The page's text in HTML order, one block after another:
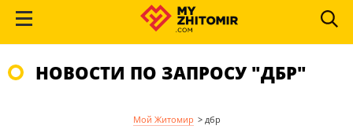
НОВОСТИ ПО ЗАПРОСУ "ДБР"
Мой Житомир > дбр